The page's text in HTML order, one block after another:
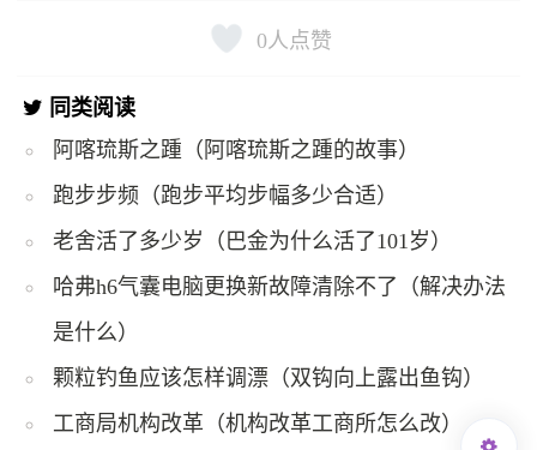
0人点赞
同类阅读
阿喀琉斯之踵（阿喀琉斯之踵的故事）
跑步步频（跑步平均步幅多少合适）
老舍活了多少岁（巴金为什么活了101岁）
哈弗h6气囊电脑更换新故障清除不了（解决办法
是什么）
颗粒钓鱼应该怎样调漂（双钩向上露出鱼钩）
工商局机构改革（机构改革工商所怎么改）